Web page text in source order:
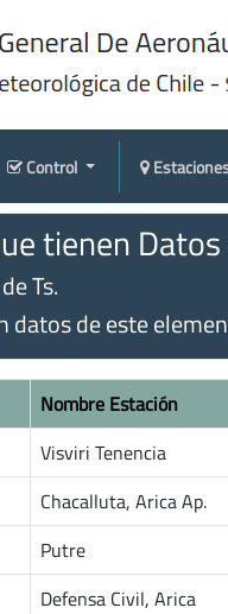
Control
tienen
Ts.
datos de este
Nombre Estación
Visviri Tenencia
Chacalluta, Arica Ap.
Putre
Defensa Civil, Arica